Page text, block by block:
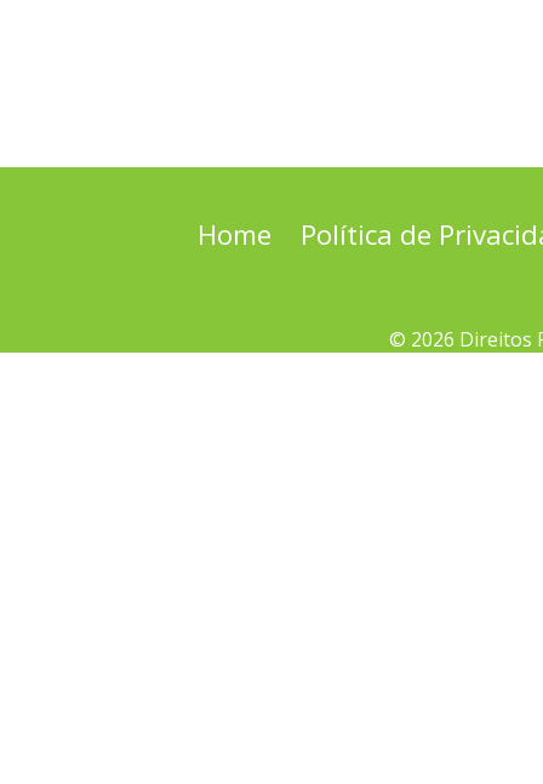
Home Política de
© 2026 Direitos